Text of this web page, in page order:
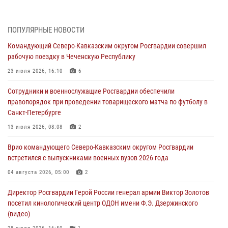
организации незаконной миграции в Подмосковье (видео)
В Великом Новгороде СОБР Росгвардии оказал содействие в
задержании подозреваемых в причинении имущественного ущерба
Формулу безопасности показал спецназ Росгвардии юным
динамовцам Свердловской области
05 августа 2026, 13:50
В столице росгвардейцы задержали мужчину, устроившего дебош в
букмекерской конторе (видео)
05 августа 2026, 13:25
ПОПУЛЯРНЫЕ НОВОСТИ
Командующий Северо-Кавказским округом Росгвардии совершил
рабочую поездку в Чеченскую Республику
23 июля 2026, 16:10 6
Сотрудники и военнослужащие Росгвардии обеспечили
правопорядок при проведении товарищеского матча по футболу в
Санкт-Петербурге
13 июля 2026, 08:08 2
Врио командующего Северо-Кавказским округом Росгвардии
встретился с выпускниками военных вузов 2026 года
04 августа 2026, 05:00 2
Директор Росгвардии Герой России генерал армии Виктор Золотов
посетил кинологический центр ОДОН имени Ф.Э. Дзержинского
(видео)